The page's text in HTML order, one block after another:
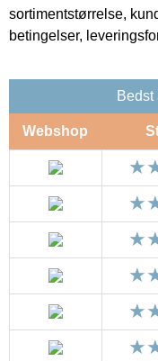
sortimentstørrelse,
betingelser,
Bedst
Webshop